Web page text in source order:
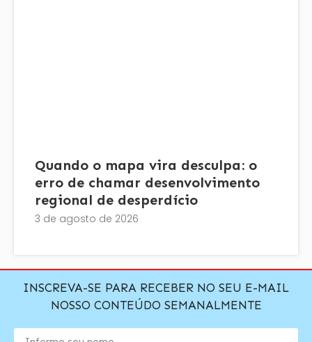
Quando o mapa vira desculpa: o
erro de chamar desenvolvimento
regional de desperdício
3 de agosto de 2026
INSCREVA-SE PARA RECEBER NO SEU E-MAIL
NOSSO CONTEÚDO SEMANALMENTE